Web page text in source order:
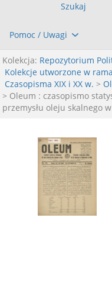
Szukaj
Pomoc / Uwagi
Kolekcja: Repozytorium
Kolekcje utworzone w
Czasopisma XIX i XX w. >
> Oleum : czasopismo
przemysłu oleju skalnego